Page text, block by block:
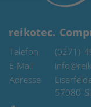
reikotec.
Telefon
(0271)
E-Mail
Adresse
57080